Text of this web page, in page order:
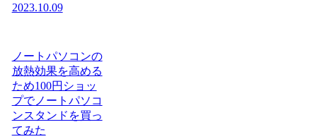
2023.10.09
ノートパソコンの
放熱効果を高める
ため100円ショッ
プでノートパソコ
ンスタンドを買っ
てみた